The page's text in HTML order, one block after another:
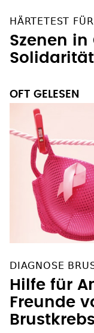
HÄRTETEST
Szenen
OFT GELESEN
DIAGNOSE
Hilfe für
Freunde